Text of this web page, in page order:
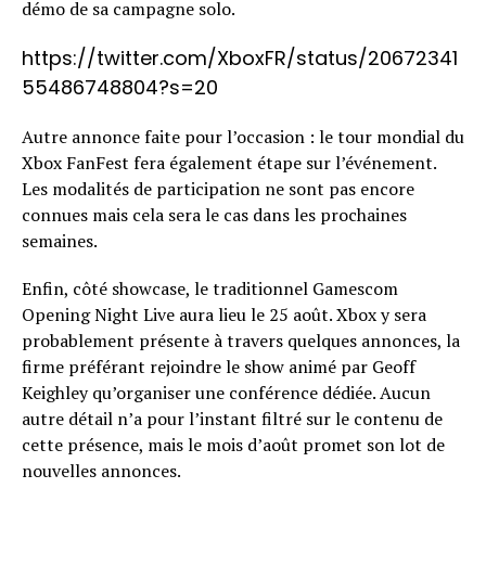
démo de sa campagne solo.
https://twitter.com/XboxFR/status/20672341
55486748804?s=20
Autre annonce faite pour l’occasion : le tour mondial du
Xbox FanFest fera également étape sur l’événement.
Les modalités de participation ne sont pas encore
connues mais cela sera le cas dans les prochaines
semaines.
Enfin, côté showcase, le traditionnel Gamescom
Opening Night Live aura lieu le 25 août. Xbox y sera
probablement présente à travers quelques annonces, la
firme préférant rejoindre le show animé par Geoff
Keighley qu’organiser une conférence dédiée. Aucun
autre détail n’a pour l’instant filtré sur le contenu de
cette présence, mais le mois d’août promet son lot de
nouvelles annonces.